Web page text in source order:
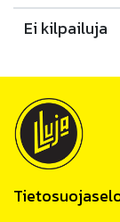
Ei kilpailuja